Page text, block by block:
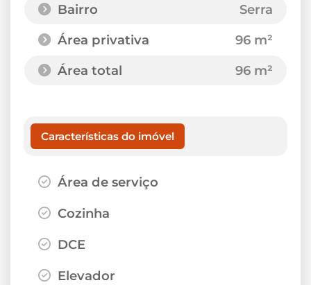
Bairro
Serra
Área privativa
96 m²
Área total
96 m²
Características do imóvel
Área de serviço
Cozinha
DCE
Elevador